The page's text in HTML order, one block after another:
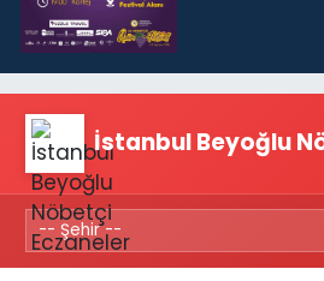
İstanbul Beyoğlu